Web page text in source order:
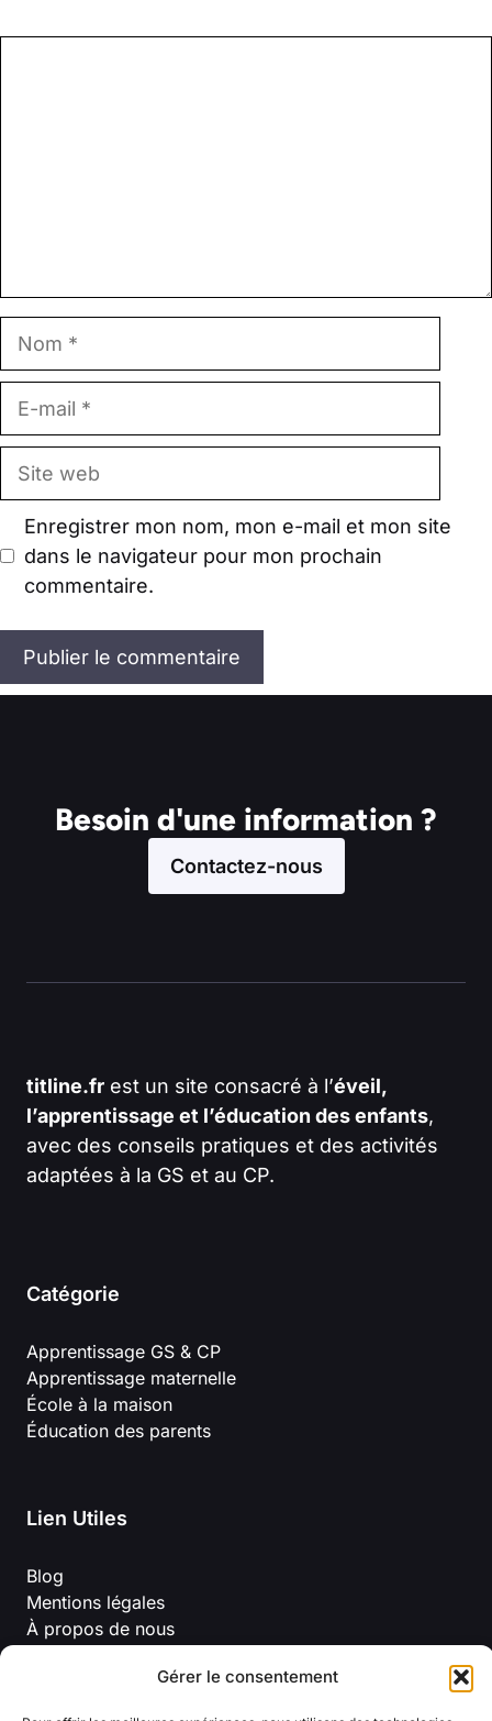
Gérer le consentement
Nom
E-
Site
Enregistrer mon nom, mon e-mail et mon site
dans le navigateur pour mon prochain
commentaire.
Besoin d'une information ?
Contactez-nous
titline.fr est un site consacré à l’éveil,
l’apprentissage et l’éducation des enfants,
avec des conseils pratiques et des activités
adaptées à la GS et au CP.
Catégorie
Apprentissage GS & CP
Apprentissage maternelle
École à la maison
Éducation des parents
Lien Utiles
Blog
Mentions légales
À propos de nous
Conditions Générales D’Utilisation